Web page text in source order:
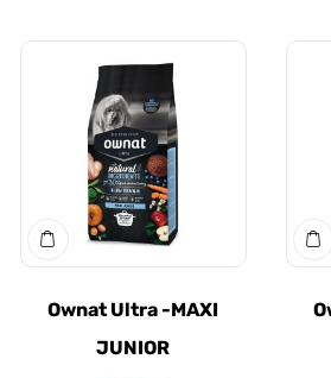
Ownat Ultra -MAXI
JUNIOR